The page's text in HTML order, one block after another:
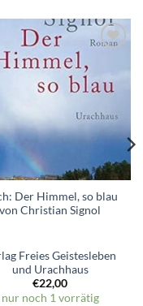
Wunschzettel
hinzufügen
Der Himmel, so blau
von Christian Signol
Freies Geistesleben
und Urachhaus
€22,00
nur noch 1 vorrätig